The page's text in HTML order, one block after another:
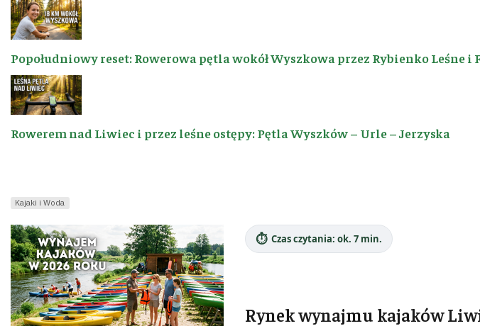
Popołudniowy reset: Rowerowa pętla wokół Wyszkowa przez Rybienko Leśne i
Rowerem nad Liwiec i przez leśne ostępy: Pętla Wyszków – Urle – Jerzyska
Kajaki i Woda
⏱️ Czas czytania: ok. 7 min.
Rynek wynajmu kajaków